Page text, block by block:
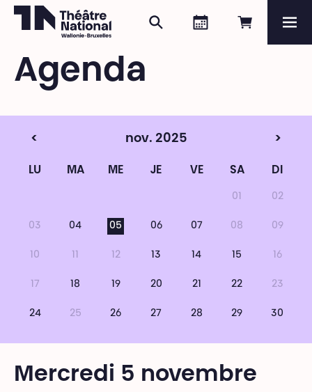
Réserver
Agenda
Rechercher
Agenda
< nov. 2025 >
LU MA ME JE VE SA DI
01 02
03 04 05 06 07 08 09
10 11 12 13 14 15 16
17 18 19 20 21 22 23
24 25 26 27 28 29 30
Mercredi 5 novembre